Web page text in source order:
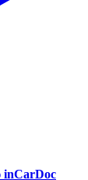
inCarDoc